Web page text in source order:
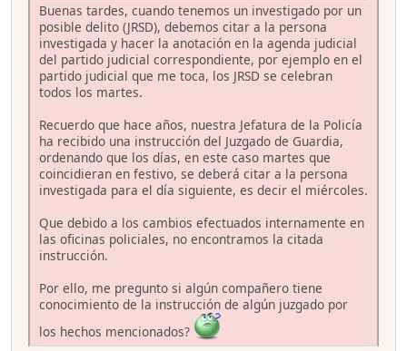
Buenas tardes, cuando tenemos un investigado por un
posible delito (JRSD), debemos citar a la persona
investigada y hacer la anotación en la agenda judicial
del partido judicial correspondiente, por ejemplo en el
partido judicial que me toca, los JRSD se celebran
todos los martes.
Recuerdo que hace años, nuestra Jefatura de la Policía
ha recibido una instrucción del Juzgado de Guardia,
ordenando que los días, en este caso martes que
coincidieran en festivo, se deberá citar a la persona
investigada para el día siguiente, es decir el miércoles.
Que debido a los cambios efectuados internamente en
las oficinas policiales, no encontramos la citada
instrucción.
Por ello, me pregunto si algún compañero tiene
conocimiento de la instrucción de algún juzgado por
los hechos mencionados?